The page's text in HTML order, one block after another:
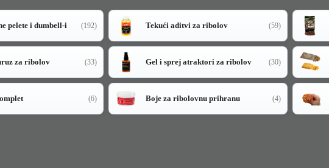
pelete i dumbell-i (192) Tekući aditvi za ribolov (59)
za ribolov (33) Gel i sprej atraktori za ribolov (30)
(6) Boje za ribolovnu prihranu (4)